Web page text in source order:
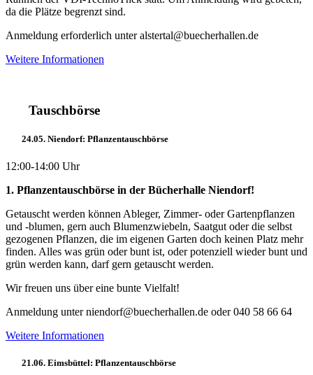
da die Plätze begrenzt sind.
Anmeldung erforderlich unter alstertal@buecherhallen.de
Weitere Informationen
Tauschbörse
24.05. Niendorf: Pflanzentauschbörse
12:00-14:00 Uhr
1. Pflanzentauschbörse in der Bücherhalle Niendorf!
Getauscht werden können Ableger, Zimmer- oder Gartenpflanzen
und -blumen, gern auch Blumenzwiebeln, Saatgut oder die selbst
gezogenen Pflanzen, die im eigenen Garten doch keinen Platz mehr
finden. Alles was grün oder bunt ist, oder potenziell wieder bunt und
grün werden kann, darf gern getauscht werden.
Wir freuen uns über eine bunte Vielfalt!
Anmeldung unter niendorf@buecherhallen.de oder 040 58 66 64
Weitere Informationen
21.06. Eimsbüttel: Pflanzentauschbörse